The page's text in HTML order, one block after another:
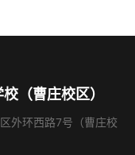
（曹庄校区）
外环西路7号（曹庄校